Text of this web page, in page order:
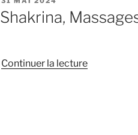
LE
Shakrina,
Continuer la lecturede